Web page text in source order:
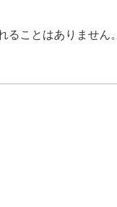
ることはありません。